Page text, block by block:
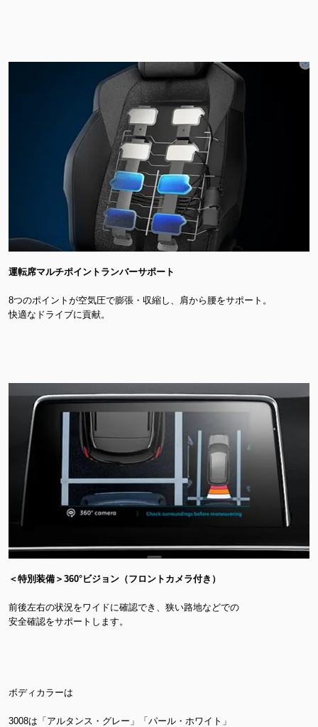
運転席マルチポイントランバーサポート
8つのポイントが空気圧で膨張・収縮し、肩から腰をサポート。
快適なドライブに貢献。
＜特別装備＞360°ビジョン（フロントカメラ付き）
前後左右の状況をワイドに確認でき、狭い路地などでの
安全確認をサポートします。
ボディカラーは
3008は「アルタンス・グレー」「パール・ホワイト」